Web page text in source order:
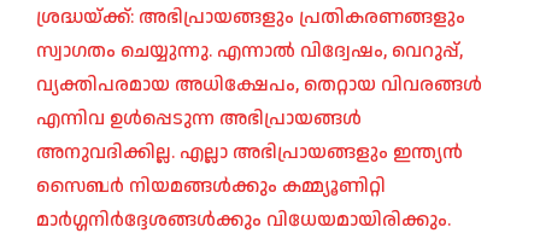
ശ്രദ്ധയ്ക്ക്: അഭിപ്രായങ്ങളും പ്രതികരണങ്ങളും
സ്വാഗതം ചെയ്യുന്നു. എന്നാൽ വിദ്വേഷം, വെറുപ്പ്,
വ്യക്തിപരമായ അധിക്ഷേപം, തെറ്റായ വിവരങ്ങൾ
എന്നിവ ഉൾപ്പെടുന്ന അഭിപ്രായങ്ങൾ
അനുവദിക്കില്ല. എല്ലാ അഭിപ്രായങ്ങളും ഇന്ത്യൻ
സൈബർ നിയമങ്ങൾക്കും കമ്മ്യൂണിറ്റി
മാർഗ്ഗനിർദ്ദേശങ്ങൾക്കും വിധേയമായിരിക്കും.